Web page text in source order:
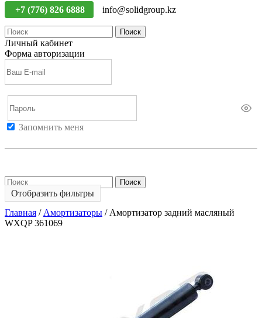
+7 (776) 826 6888 info@solidgroup.kz
Поиск
Личный кабинет
Форма авторизации
Запомнить меня
Поиск
Отобразить фильтры
Главная / Амортизаторы / Амортизатор задний масляный
WXQP 361069